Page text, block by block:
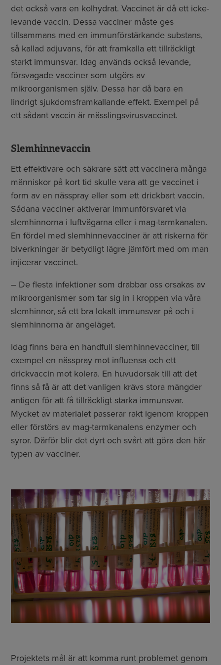
det också vara en kolhydrat. Vaccinet är då ett icke-
levande vaccin. Dessa vacciner måste ges
tillsammans med en immunförstärkande substans,
så kallad adjuvans, för att framkalla ett tillräckligt
starkt immunsvar. Idag används också levande,
försvagade vacciner som utgörs av
mikroorganismen själv. Dessa har då bara en
lindrigt sjukdomsframkallande effekt. Exempel på
ett sådant vaccin är mässlingsvirusvaccinet.
Slemhinnevaccin
Ett effektivare och säkrare sätt att vaccinera många
människor på kort tid skulle vara att ge vaccinet i
form av en nässpray eller som ett drickbart vaccin.
Sådana vacciner aktiverar immunförsvaret via
slemhinnorna i luftvägarna eller i mag-tarmkanalen.
En fördel med slemhinnevacciner är att riskerna för
biverkningar är betydligt lägre jämfört med om man
injicerar vaccinet.
– De flesta infektioner som drabbar oss orsakas av
mikroorganismer som tar sig in i kroppen via våra
slemhinnor, så ett bra lokalt immunsvar på och i
slemhinnorna är angeläget.
Idag finns bara en handfull slemhinnevacciner, till
exempel en nässpray mot influensa och ett
drickvaccin mot kolera. En huvudorsak till att det
finns så få är att det vanligen krävs stora mängder
antigen för att få tillräckligt starka immunsvar.
Mycket av materialet passerar rakt igenom kroppen
eller förstörs av mag-tarmkanalens enzymer och
syror. Därför blir det dyrt och svårt att göra den här
typen av vacciner.
Projektets mål är att komma runt problemet genom